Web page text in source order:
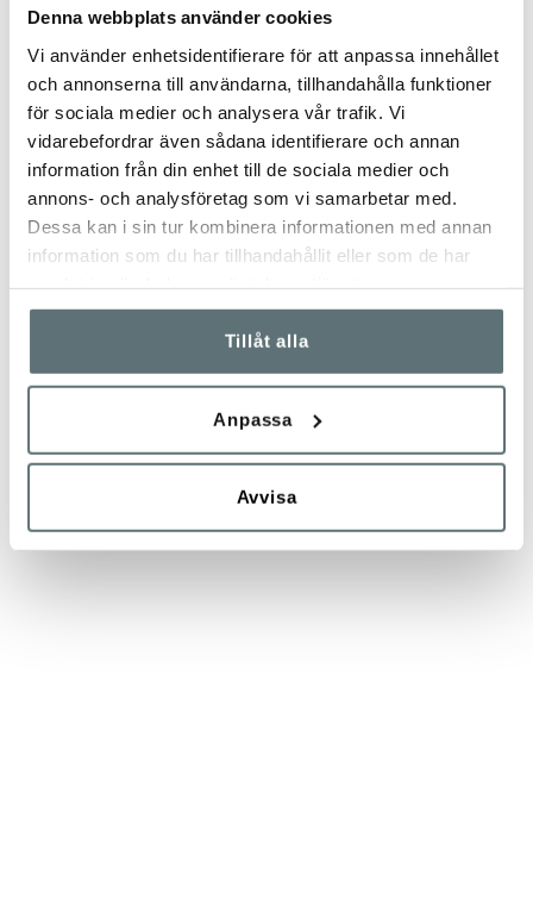
Denna webbplats använder cookies
Vi använder enhetsidentifierare för att anpassa innehållet
och annonserna till användarna, tillhandahålla funktioner
för sociala medier och analysera vår trafik. Vi
vidarebefordrar även sådana identifierare och annan
information från din enhet till de sociala medier och
annons- och analysföretag som vi samarbetar med.
Dessa kan i sin tur kombinera informationen med annan
information som du har tillhandahållit eller som de har
Tillåt alla
Anpassa
Avvisa